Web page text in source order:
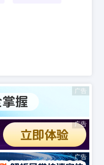
广告
广告
广告